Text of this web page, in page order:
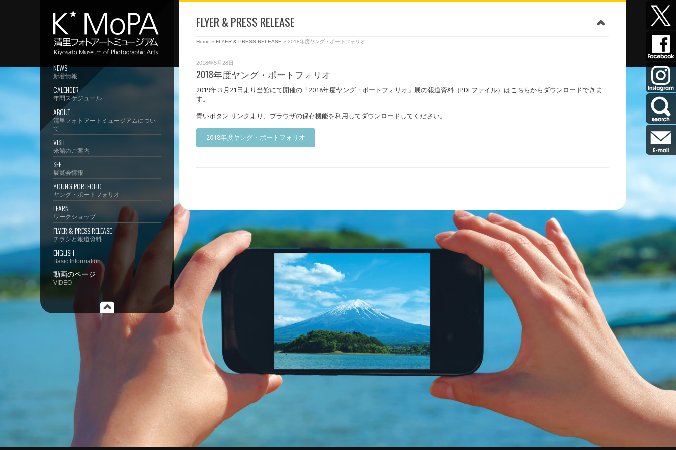
NEWS
新着情報
CALENDER
年間スケジュール
ABOUT
清里フォトアートミュージアムについ
て
VISIT
来館のご案内
SEE
展覧会情報
YOUNG PORTFOLIO
ヤング・ポートフォリオ
LEARN
ワークショップ
FLYER & PRESS RELEASE
チラシと報道資料
ENGLISH
Basic Information
動画のページ
VIDEO
FLYER & PRESS RELEASE
Home » FLYER & PRESS RELEASE » 2018年度ヤング・ポートフォリオ
2018年5月28日
2018年度ヤング・ポートフォリオ
2019年３月21日より当館にて開催の「2018年度ヤング・ポートフォリオ」展の報道資料（PDFファイル）はこちらからダウンロードできま
す。
青いボタン リンクより、ブラウザの保存機能を利用してダウンロードしてください。
2018年度ヤング・ポートフォリオ